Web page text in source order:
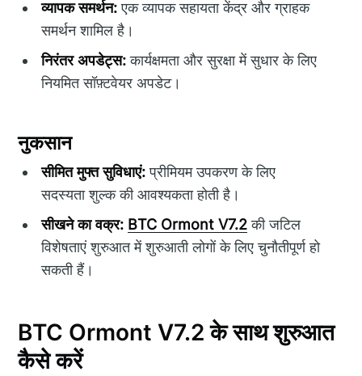
व्यापक समर्थन:एक व्यापक सहायता केंद्र और ग्राहक
समर्थन शामिल है।
निरंतर अपडेट्स:कार्यक्षमता और सुरक्षा में सुधार के लिए
नियमित सॉफ़्टवेयर अपडेट।
नुकसान
सीमित मुफ्त सुविधाएं:प्रीमियम उपकरण के लिए
सदस्यता शुल्क की आवश्यकता होती है।
सीखने का वक्र: BTC Ormont V7.2की जटिल
विशेषताएं शुरुआत में शुरुआती लोगों के लिए चुनौतीपूर्ण हो
सकती हैं।
BTC Ormont V7.2 के साथ शुरुआत
कैसे करें